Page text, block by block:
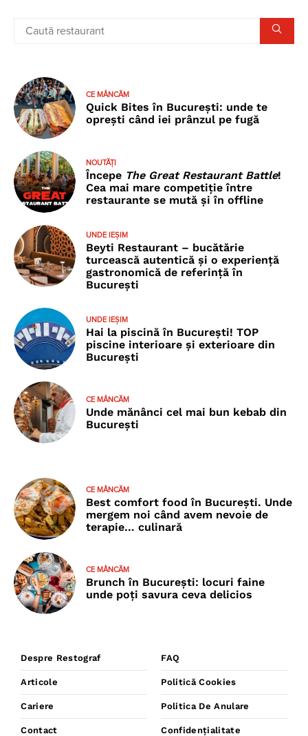
CE MÂNCĂM
Quick Bites în București: unde te
oprești când iei prânzul pe fugă
NOUTĂȚI
Începe The Great Restaurant Battle!
Cea mai mare competiție între
restaurante se mută și în offline
UNDE IEȘIM
Beyti Restaurant – bucătărie
turcească autentică și o experiență
gastronomică de referință în
București
UNDE IEȘIM
Hai la piscină în București! TOP
piscine interioare și exterioare din
București
CE MÂNCĂM
Unde mănânci cel mai bun kebab din
București
CE MÂNCĂM
Best comfort food în București. Unde
mergem noi când avem nevoie de
terapie… culinară
CE MÂNCĂM
Brunch în București: locuri faine
unde poţi savura ceva delicios
Despre Restograf
Articole
Cariere
Contact
FAQ
Politică Cookies
Politica De Anulare
Confidențialitate